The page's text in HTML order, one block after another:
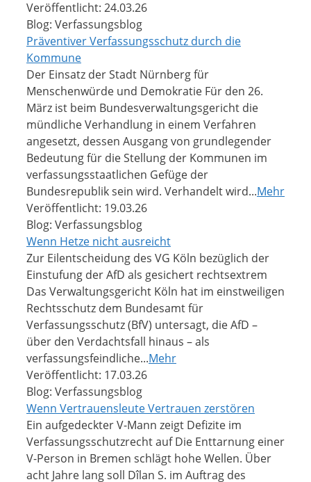
Veröffentlicht: 24.03.26
Blog: Verfassungsblog
Präventiver Verfassungsschutz durch die
Kommune
Der Einsatz der Stadt Nürnberg für
Menschenwürde und Demokratie Für den 26.
März ist beim Bundesverwaltungsgericht die
mündliche Verhandlung in einem Verfahren
angesetzt, dessen Ausgang von grundlegender
Bedeutung für die Stellung der Kommunen im
verfassungsstaatlichen Gefüge der
Bundesrepublik sein wird. Verhandelt wird...Mehr
Veröffentlicht: 19.03.26
Blog: Verfassungsblog
Wenn Hetze nicht ausreicht
Zur Eilentscheidung des VG Köln bezüglich der
Einstufung der AfD als gesichert rechtsextrem
Das Verwaltungsgericht Köln hat im einstweiligen
Rechtsschutz dem Bundesamt für
Verfassungsschutz (BfV) untersagt, die AfD –
über den Verdachtsfall hinaus – als
verfassungsfeindliche...Mehr
Veröffentlicht: 17.03.26
Blog: Verfassungsblog
Wenn Vertrauensleute Vertrauen zerstören
Ein aufgedeckter V-Mann zeigt Defizite im
Verfassungsschutzrecht auf Die Enttarnung einer
V-Person in Bremen schlägt hohe Wellen. Über
acht Jahre lang soll Dîlan S. im Auftrag des